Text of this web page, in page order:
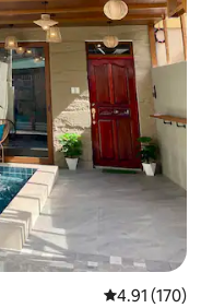
평점 4.91점(5
4.91 (170)